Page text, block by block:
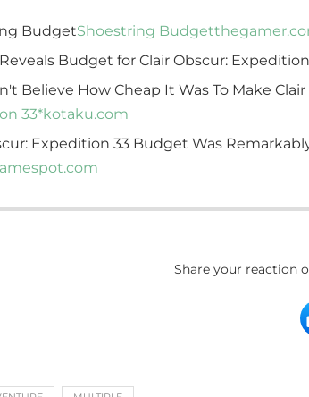
BudgetShoestring Budget
Budget for Clair Obscur:
Believe How Cheap It Was To Make
33*kotaku.com
Expedition 33 Budget Was
Share your reaction